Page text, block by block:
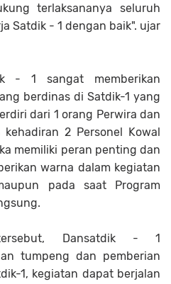
terlaksananya seluruh
Satdik - 1 dengan baik". ujar
- 1 sangat memberikan
berdinas di Satdik-1 yang
dari 1 orang Perwira dan
2 Personel Kowal
memiliki peran penting dan
warna dalam kegiatan
pada saat Program
Dansatdik - 1
tumpeng dan pemberian
1, kegiatan dapat berjalan